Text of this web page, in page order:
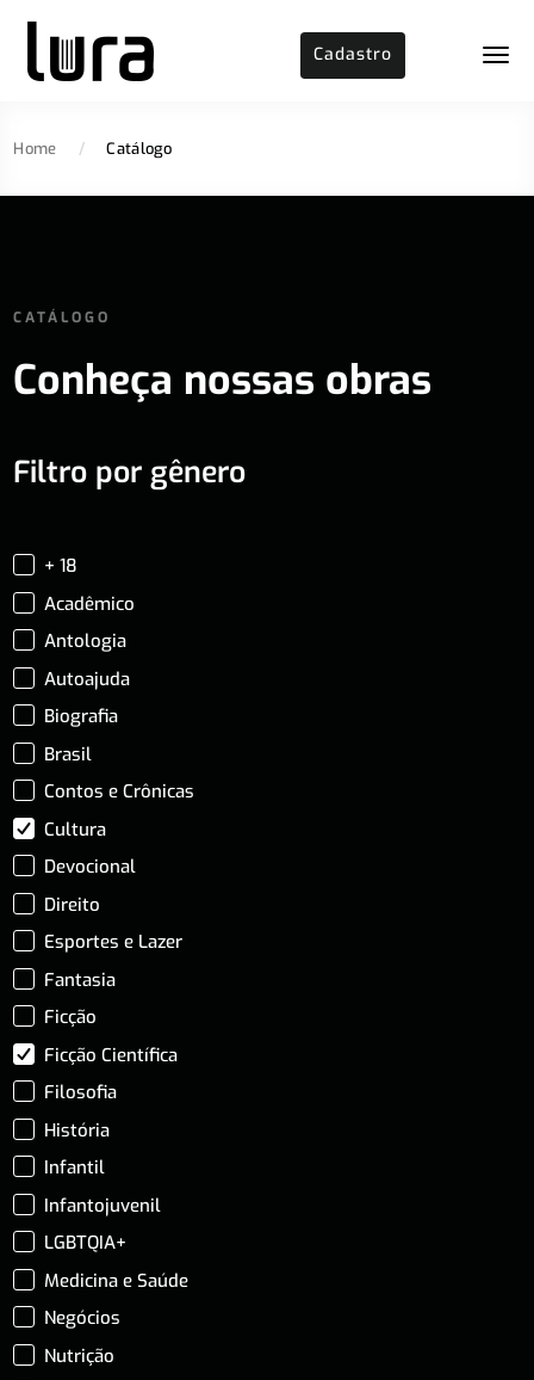
Cadastro
Home / Catálogo
CATÁLOGO
Conheça nossas obras
Filtro por gênero
+ 18
Acadêmico
Antologia
Autoajuda
Biografia
Brasil
Contos e Crônicas
Cultura
Devocional
Direito
Esportes e Lazer
Fantasia
Ficção
Ficção Científica
Filosofia
História
Infantil
Infantojuvenil
LGBTQIA+
Medicina e Saúde
Negócios
Nutrição